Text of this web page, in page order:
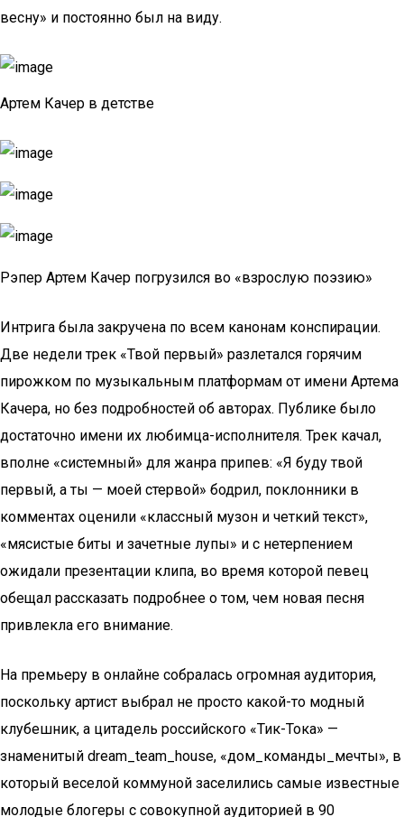
весну» и постоянно был на виду.
Артем Качер в детстве
Рэпер Артем Качер погрузился во «взрослую поэзию»
Интрига была закручена по всем канонам конспирации.
Две недели трек «Твой первый» разлетался горячим
пирожком по музыкальным платформам от имени Артема
Качера, но без подробностей об авторах. Публике было
достаточно имени их любимца-исполнителя. Трек качал,
вполне «системный» для жанра припев: «Я буду твой
первый, а ты — моей стервой» бодрил, поклонники в
комментах оценили «классный музон и четкий текст»,
«мясистые биты и зачетные лупы» и с нетерпением
ожидали презентации клипа, во время которой певец
обещал рассказать подробнее о том, чем новая песня
привлекла его внимание.
На премьеру в онлайне собралась огромная аудитория,
поскольку артист выбрал не просто какой-то модный
клубешник, а цитадель российского «Тик-Тока» —
знаменитый dream_team_house, «дом_команды_мечты», в
который веселой коммуной заселились самые известные
молодые блогеры с совокупной аудиторией в 90